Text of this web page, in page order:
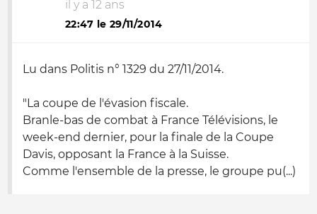
il y a 12 ans
22:47 le 29/11/2014
Lu dans Politis n° 1329 du 27/11/2014.
"La coupe de l'évasion fiscale.
Branle-bas de combat à France Télévisions, le
week-end dernier, pour la finale de la Coupe
Davis, opposant la France à la Suisse.
Comme l'ensemble de la presse, le groupe pu(...)